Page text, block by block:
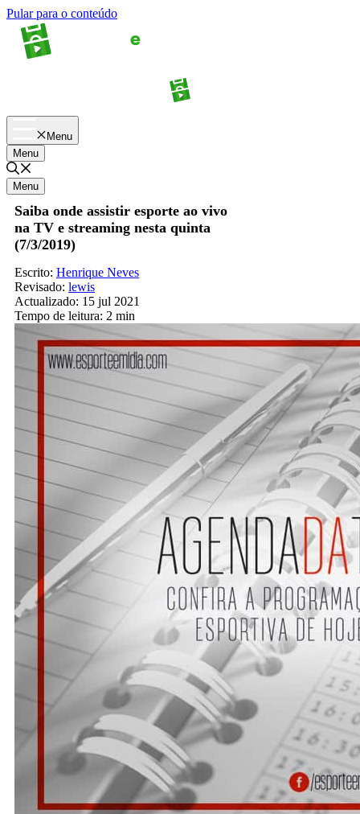
Pular para o conteúdo
Menu
Menu
Menu
Saiba onde assistir esporte ao vivo
na TV e streaming nesta quinta
(7/3/2019)
Escrito: Henrique Neves
Revisado: lewis
Actualizado: 15 jul 2021
Tempo de leitura: 2 min